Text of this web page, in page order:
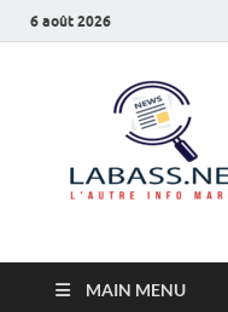
6 août 2026
MAIN MENU